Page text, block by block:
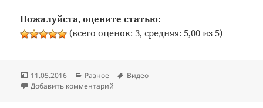
Пожалуйста, оцените статью:
(всего оценок: 3, средняя: 5,00 из 5)
Опубликовано
11.05.2016 Рубрики
Разное Метки
Видео
Добавить комментарий